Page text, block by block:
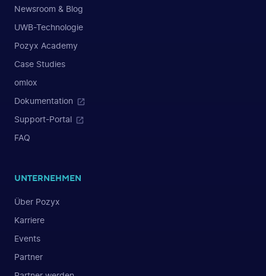
Newsroom & Blog
UWB-Technologie
Pozyx Academy
Case Studies
omlox
Dokumentation
Support-Portal
FAQ
UNTERNEHMEN
Über Pozyx
Karriere
Events
Partner